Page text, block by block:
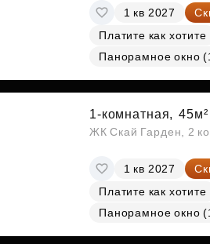
1 кв 2027
Платите как хотите
Панорамное окно
1-комнатная, 45м²
ЖК Скай Гарден, 2
1 кв 2027
Платите как хотите
Панорамное окно